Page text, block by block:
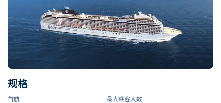
规格
首航 最大乘客人数